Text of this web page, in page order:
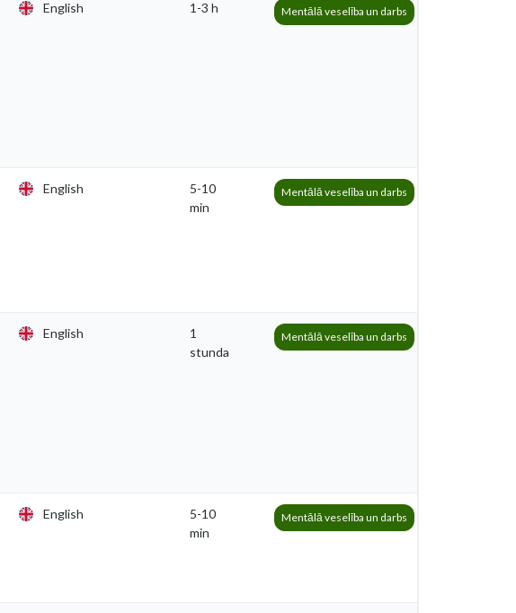
English 1-3 h Mentālā veselība un darbs
English
5-10
min
Mentālā veselība un darbs
English
1
stunda
Mentālā veselība un darbs
English
5-10
min
Mentālā veselība un darbs